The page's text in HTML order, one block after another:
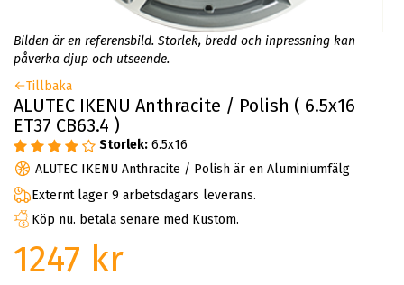
Bilden är en referensbild. Storlek, bredd och inpressning kan
påverka djup och utseende.
Tillbaka
ALUTEC IKENU Anthracite / Polish ( 6.5x16
ET37 CB63.4 )
Storlek: 6.5x16
ALUTEC IKENU Anthracite / Polish är en Aluminiumfälg
Externt lager 9 arbetsdagars leverans.
Köp nu. betala senare med Kustom.
1247 kr